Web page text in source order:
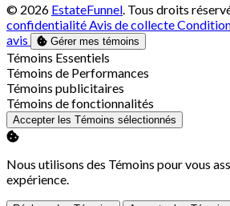
© 2026 EstateFunnel. Tous droits
confidentialitéAvis de collecte
avis
Gérer mes témoins
Activer
Témoins Essentiels
Activer
Témoins de Performances
Activer
Témoins publicitaires
Activer
Témoins de fonctionnalités
Accepter les Témoins sélectionnés
Nous utilisons des Témoins pour vous
expérience.